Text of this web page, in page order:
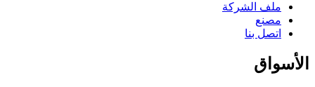
ملف الشركة
مصنع
اتصل بنا
الأسواق